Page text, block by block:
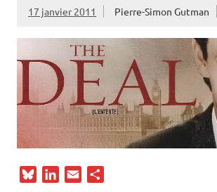
17 janvier 2011 Pierre-Simon Gutman